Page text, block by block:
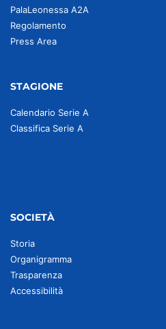
PalaLeonessa A2A
Regolamento
Press Area
STAGIONE
Calendario Serie A
Classifica Serie A
SOCIETÀ
Storia
Organigramma
Trasparenza
Accessibilità